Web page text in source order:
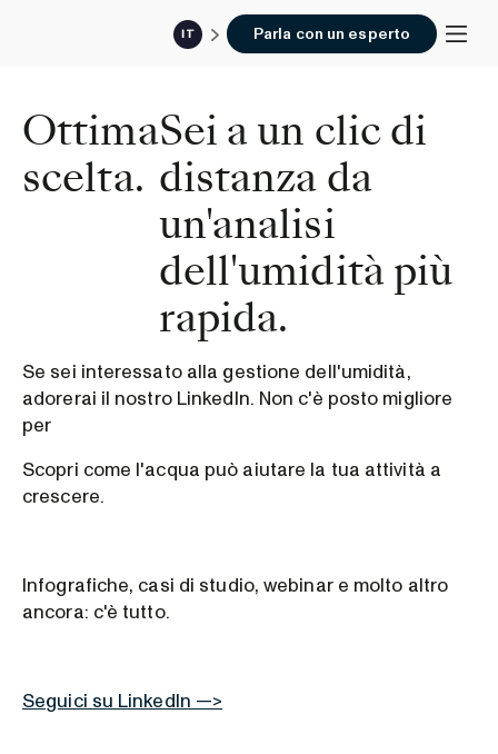
IT Parla con un esperto
Ottima
scelta.
Sei a un clic di
distanza da
un'analisi
dell'umidità più
rapida.
Se sei interessato alla gestione dell'umidità,
adorerai il nostro LinkedIn. Non c'è posto migliore
per
Scopri come l'acqua può aiutare la tua attività a
crescere.
Infografiche, casi di studio, webinar e molto altro
ancora: c'è tutto.
Seguici su LinkedIn —>